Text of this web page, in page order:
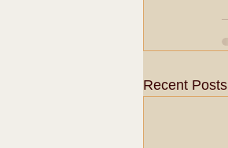
Recent Posts